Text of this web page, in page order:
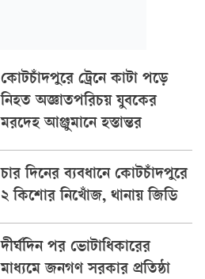
কোটচাঁদপুরে ট্রেনে কাটা পড়ে
নিহত অজ্ঞাতপরিচয় যুবকের
মরদেহ আঞ্জুমানে হস্তান্তর
চার দিনের ব্যবধানে কোটচাঁদপুরে
২ কিশোর নিখোঁজ, থানায় জিডি
দীর্ঘদিন পর ভোটাধিকারের
মাধ্যমে জনগণ সরকার প্রতিষ্ঠা